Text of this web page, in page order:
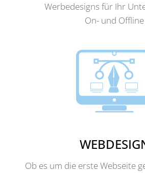
Werbedesigns für Ihr
On- und Offline
Ob es um die erste Webseite